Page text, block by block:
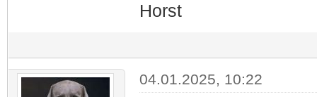
Horst
04.01.2025, 10:22